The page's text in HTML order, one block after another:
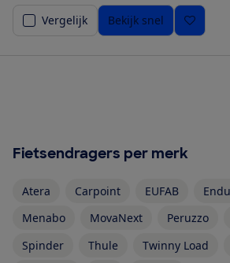
Vergelijk
Bekijk snel
Fietsendragers per merk
Atera Carpoint EUFAB
Menabo
MovaNext Peruzzo
Spinder
Thule Twinny Load